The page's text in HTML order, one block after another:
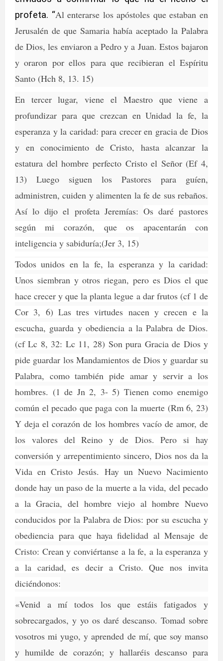
profeta. “Al enterarse los apóstoles que estaban en
Jerusalén de que Samaria había aceptado la Palabra
de Dios, les enviaron a Pedro y a Juan. Estos bajaron
y oraron por ellos para que recibieran el Espíritu
Santo (Hch 8, 13. 15)
En tercer lugar, viene el Maestro que viene a
profundizar para que crezcan en Unidad la fe, la
esperanza y la caridad: para crecer en gracia de Dios
y en conocimiento de Cristo, hasta alcanzar la
estatura del hombre perfecto Cristo el Señor (Ef 4,
13) Luego siguen los Pastores para guíen,
administren, cuiden y alimenten la fe de sus rebaños.
Así lo dijo el profeta Jeremías: Os daré pastores
según mi corazón, que os apacentarán con
inteligencia y sabiduría;(Jer 3, 15)
Todos unidos en la fe, la esperanza y la caridad:
Unos siembran y otros riegan, pero es Dios el que
hace crecer y que la planta legue a dar frutos (cf 1 de
Cor 3, 6) Las tres virtudes nacen y crecen e la
escucha, guarda y obediencia a la Palabra de Dios.
(cf Lc 8, 32: Lc 11, 28) Son pura Gracia de Dios y
pide guardar los Mandamientos de Dios y guardar su
Palabra, como también pide amar y servir a los
hombres. (1 de Jn 2, 3- 5) Tienen como enemigo
común el pecado que paga con la muerte (Rm 6, 23)
Y deja el corazón de los hombres vacío de amor, de
los valores del Reino y de Dios. Pero si hay
conversión y arrepentimiento sincero, Dios nos da la
Vida en Cristo Jesús. Hay un Nuevo Nacimiento
donde hay un paso de la muerte a la vida, del pecado
a la Gracia, del hombre viejo al hombre Nuevo
conducidos por la Palabra de Dios: por su escucha y
obediencia para que haya fidelidad al Mensaje de
Cristo: Crean y conviértanse a la fe, a la esperanza y
a la caridad, es decir a Cristo. Que nos invita
diciéndonos:
«Venid a mí todos los que estáis fatigados y
sobrecargados, y yo os daré descanso. Tomad sobre
vosotros mi yugo, y aprended de mí, que soy manso
y humilde de corazón; y hallaréis descanso para